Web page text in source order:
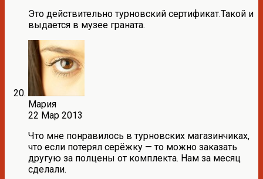
Это действительно турновский сертификат.Такой и
выдается в музее граната.
Мария
22 Мар 2013
Что мне понравилось в турновских магазинчиках,
что если потерял серёжку — то можно заказать
другую за полцены от комплекта. Нам за месяц
сделали.